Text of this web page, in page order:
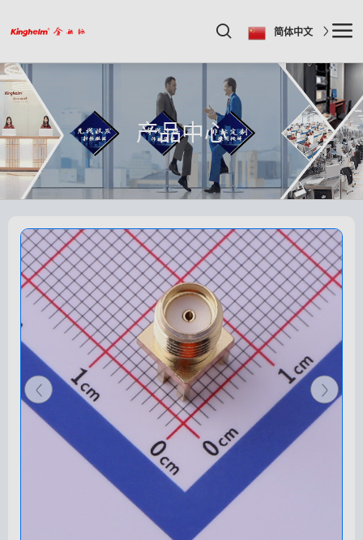
简体中文
产品中心